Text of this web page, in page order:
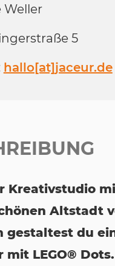
Weller
5
hallo[at]jaceur.de
Kreativstudio
Altstadt
gestaltest du
mit LEGO®